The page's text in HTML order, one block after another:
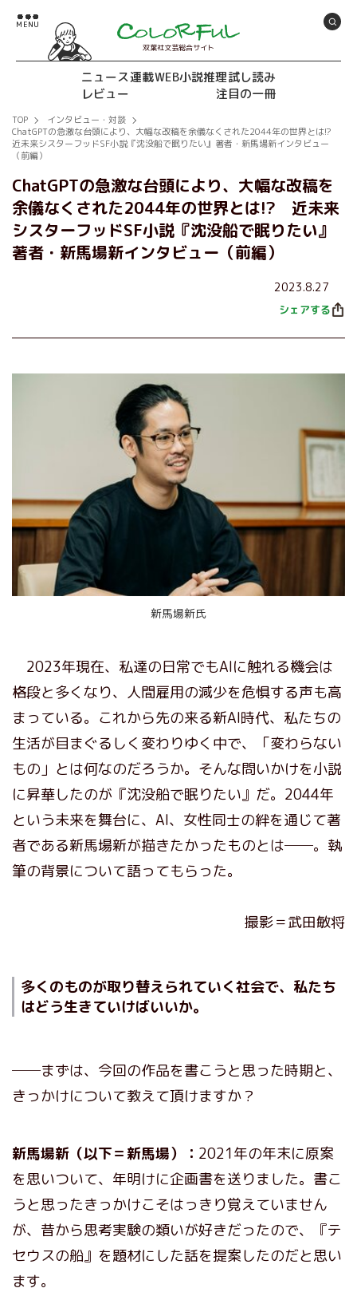
双葉社文芸総合サイト
ニュース連載WEB小説推理試し読み
レビュー
注目の一冊
TOP
インタビュー・対談
ChatGPTの急激な台頭により、大幅な改稿を余儀なくされた2044年の世界とは!?
近未来シスターフッドSF小説『沈没船で眠りたい』著者・新馬場新インタビュー
（前編）
ChatGPTの急激な台頭により、大幅な改稿を
余儀なくされた2044年の世界とは!? 近未来
シスターフッドSF小説『沈没船で眠りたい』
著者・新馬場新インタビュー（前編）
2023.8.27
シェアする
新馬場新氏
2023年現在、私達の日常でもAIに触れる機会は
格段と多くなり、人間雇用の減少を危惧する声も高
まっている。これから先の来る新AI時代、私たちの
生活が目まぐるしく変わりゆく中で、「変わらない
もの」とは何なのだろうか。そんな問いかけを小説
に昇華したのが『沈没船で眠りたい』だ。2044年
という未来を舞台に、AI、女性同士の絆を通じて著
者である新馬場新が描きたかったものとは──。執
筆の背景について語ってもらった。
撮影＝武田敏将
多くのものが取り替えられていく社会で、私たち
はどう生きていけばいいか。
──まずは、今回の作品を書こうと思った時期と、
きっかけについて教えて頂けますか？
新馬場新（以下＝新馬場）： 2021年の年末に原案
を思いついて、年明けに企画書を送りました。書こ
うと思ったきっかけこそはっきり覚えていません
が、昔から思考実験の類いが好きだったので、『テ
セウスの船』を題材にした話を提案したのだと思い
ます。